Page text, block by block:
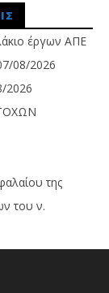
έργων ΑΠΕ
08/2026
2026
της
του ν.